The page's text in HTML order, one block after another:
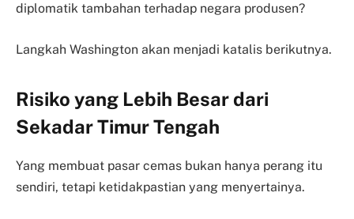
diplomatik tambahan terhadap negara produsen?
Langkah Washington akan menjadi katalis berikutnya.
Risiko yang Lebih Besar dari
Sekadar Timur Tengah
Yang membuat pasar cemas bukan hanya perang itu
sendiri, tetapi ketidakpastian yang menyertainya.